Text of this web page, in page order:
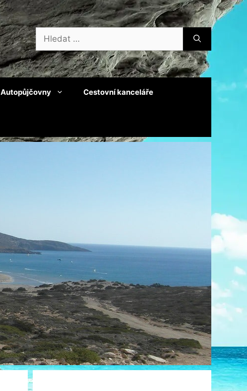
Hledat:
Autopůjčovny Cestovní kanceláře